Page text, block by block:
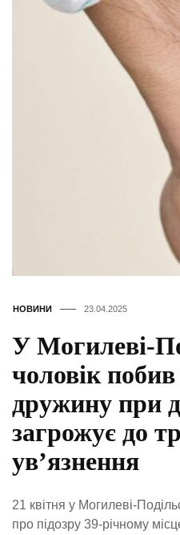
НОВИНИ 23.04.2025
У Могилеві-
чоловік
дружину при
загрожує до
ув’язнення
21 квітня у Могилеві-
про підозру 39-річному